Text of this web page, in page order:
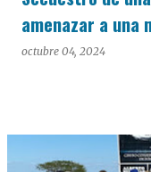
amenazar a una
octubre 04, 2024